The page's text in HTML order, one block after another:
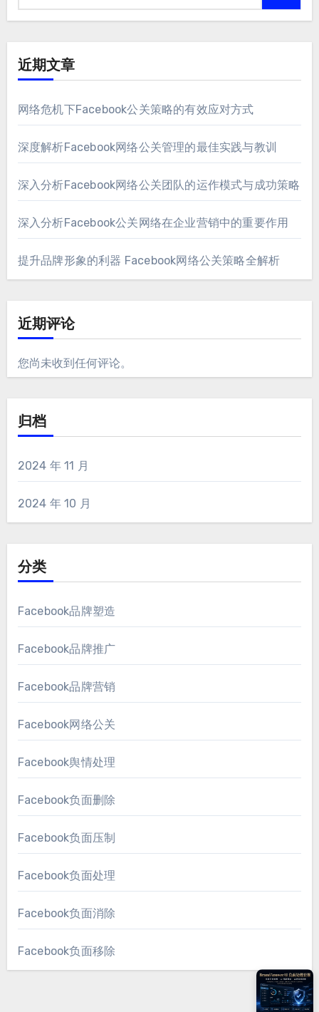
近期文章
网络危机下Facebook公关策略的有效应对方式
深度解析Facebook网络公关管理的最佳实践与教训
深入分析Facebook网络公关团队的运作模式与成功策略
深入分析Facebook公关网络在企业营销中的重要作用
提升品牌形象的利器 Facebook网络公关策略全解析
近期评论
您尚未收到任何评论。
归档
2024 年 11 月
2024 年 10 月
分类
Facebook品牌塑造
Facebook品牌推广
Facebook品牌营销
Facebook网络公关
Facebook舆情处理
Facebook负面删除
Facebook负面压制
Facebook负面处理
Facebook负面消除
Facebook负面移除